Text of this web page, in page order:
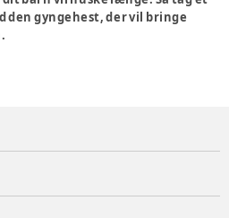
den gyngehest, der vil bringe